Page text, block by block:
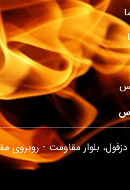
دزفول، بلوار مقاومت - روبروی